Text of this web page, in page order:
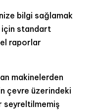
bilgi sağlamak
için standart
raporlar
makinelerden
çevre üzerindeki
seyreltilmemiş